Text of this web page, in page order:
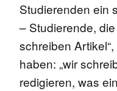
Studierenden ein
– Studierende,
schreiben
haben: „wir
redigieren, was